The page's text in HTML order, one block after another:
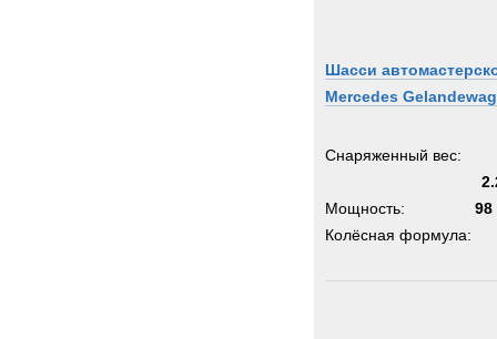
Шасси
Mercedes
Снаряженный вес:
Мощность:
98
Колёсная формула: